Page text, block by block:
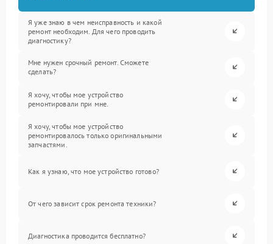
Я уже знаю в чем неисправность и какой
ремонт необходим. Для чего проводить
диагностику?
Мне нужен срочный ремонт. Сможете
сделать?
Я хочу, чтобы мое устройство
ремонтировали при мне.
Я хочу, чтобы мое устройство
ремонтировалось только оригинальными
запчастями.
Как я узнаю, что мое устройство готово?
От чего зависит срок ремонта техники?
Диагностика проводится бесплатно?